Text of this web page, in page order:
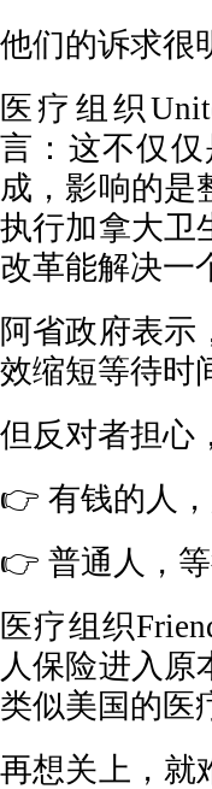
他们的诉求很
医疗组织
言：这不仅
成，影响的是
执行加拿大卫
改革能解决
阿省政府表示
效缩短等待时
但反对者担心
👉 有钱的人
👉 普通人，
医疗组织
人保险进入原
类似美国的医
再想关上，就